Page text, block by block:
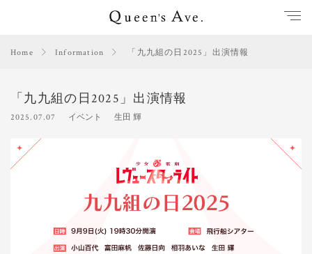
Home Information 「九九組の日2025」出演情報
「九九組の日2025」出演情報
2025.07.07 イベント 生田 輝